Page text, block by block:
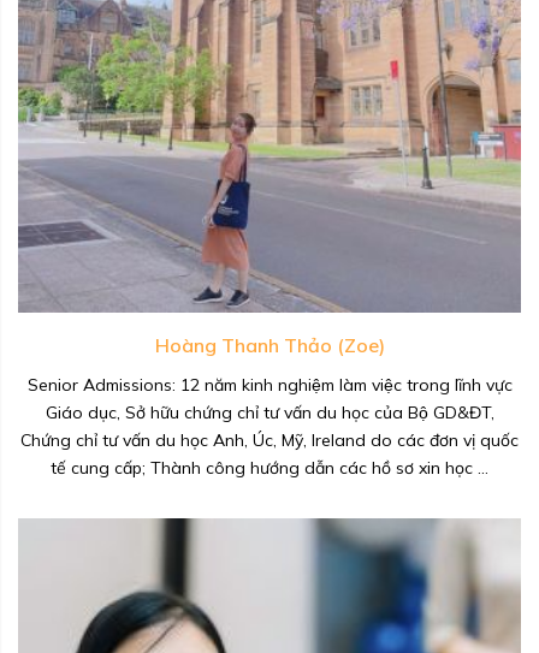
Hoàng Thanh Thảo (Zoe)
Senior Admissions: 12 năm kinh nghiệm làm việc trong lĩnh vực
Giáo dục, Sở hữu chứng chỉ tư vấn du học của Bộ GD&ĐT,
Chứng chỉ tư vấn du học Anh, Úc, Mỹ, Ireland do các đơn vị quốc
tế cung cấp; Thành công hướng dẫn các hồ sơ xin học ...